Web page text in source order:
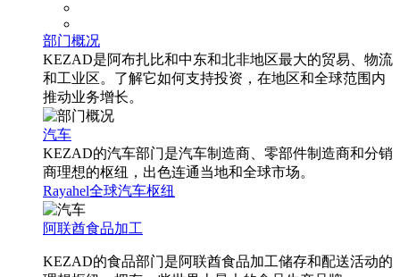
部门概况
KEZAD是阿布扎比和中东和北非地区最大的贸易、物流
和工业区。了解它如何支持投资，在地区和全球范围内
推动业务增长。
汽车
KEZAD的汽车部门是汽车制造商、零部件制造商和分销
商理想的枢纽，出色连通当地和全球市场。
Rayahel全球汽车枢纽
阿联酋食品加工
KEZAD的食品部门是阿联酋食品加工储存和配送活动的